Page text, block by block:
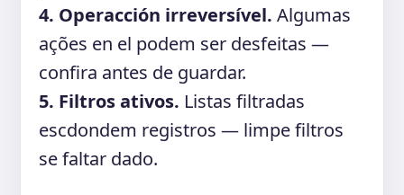
4. Operacción irreversível. Algumas
ações en el podem ser desfeitas —
confira antes de guardar.
5. Filtros ativos. Listas filtradas
escdondem registros — limpe filtros
se faltar dado.